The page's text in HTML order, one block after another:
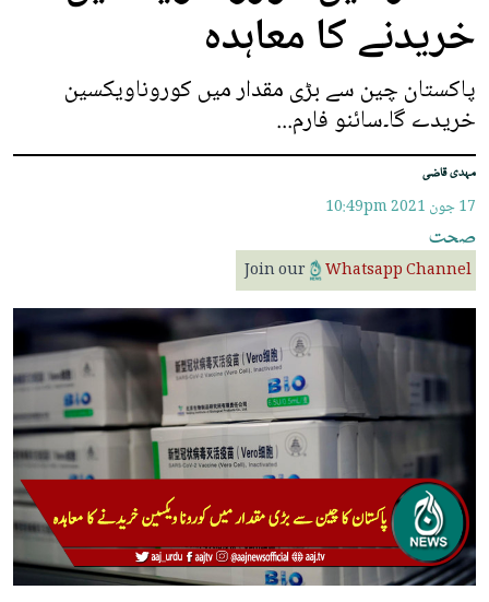
خریدنے کا معاہدہ
پاکستان چین سے بڑی مقدار میں کوروناویکسین
خریدے گا۔سائنو فارم...
مہدی قاضی
17 جون 2021 10:49pm
صحت
Join our Whatsapp Channel